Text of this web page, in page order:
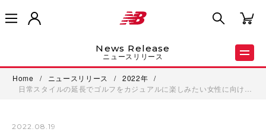
News Release
ニュースリリース
Home / ニュースリリース / 2022年
/
日常スタイルの延長でゴルフをカジュアルに楽しみたい女性に向け…
2022.08.19